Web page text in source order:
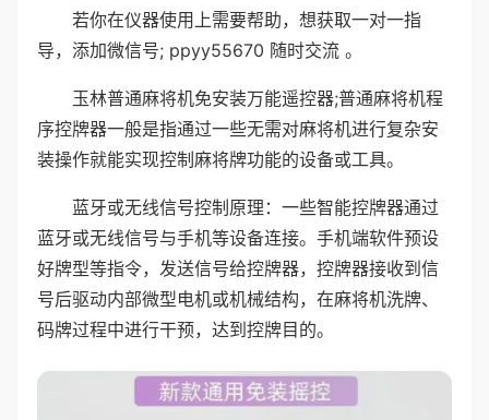
若你在仪器使用上需要帮助，想获取一对一指
导，添加微信号; ppyy55670 随时交流 。
玉林普通麻将机免安装万能遥控器;普通麻将机程
序控牌器一般是指通过一些无需对麻将机进行复杂安
装操作就能实现控制麻将牌功能的设备或工具。
蓝牙或无线信号控制原理：一些智能控牌器通过
蓝牙或无线信号与手机等设备连接。手机端软件预设
好牌型等指令，发送信号给控牌器，控牌器接收到信
号后驱动内部微型电机或机械结构，在麻将机洗牌、
码牌过程中进行干预，达到控牌目的。